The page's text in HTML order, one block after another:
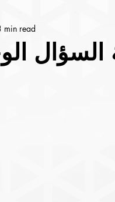
السؤال
min read